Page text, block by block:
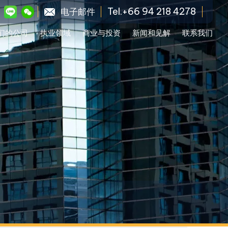
电子邮件 Tel.+66 94 218 4278
的公司 执业领域 商业与投资 新闻和见解 联系我们